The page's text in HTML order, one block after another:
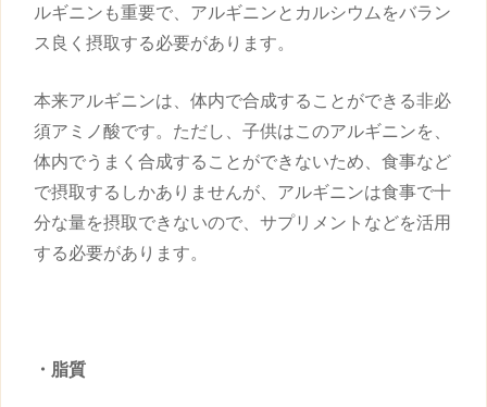
ルギニンも重要で、アルギニンとカルシウムをバラン
ス良く摂取する必要があります。
本来アルギニンは、体内で合成することができる非必
須アミノ酸です。ただし、 子供はこのアルギニンを、
体内でうまく合成することができないため、食事など
で摂取するしかありませんが、アルギニンは食事で十
分な量を摂取できないので、サプリメントなどを活用
する必要があります。
・脂質